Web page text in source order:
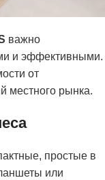
важно
и эффективными.
от
местного рынка.
простые в
или